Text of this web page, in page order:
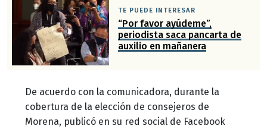
TE PUEDE INTERESAR
“Por favor ayúdeme”,
periodista saca pancarta de
auxilio en mañanera
De acuerdo con la comunicadora, durante la
cobertura de la elección de consejeros de
Morena, publicó en su red social de Facebook